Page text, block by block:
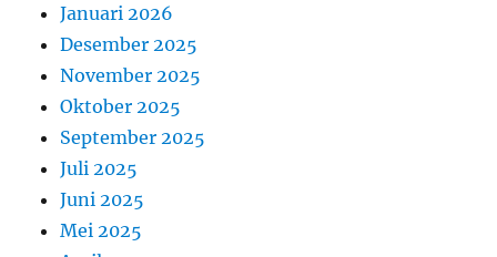
Januari 2026
Desember 2025
November 2025
Oktober 2025
September 2025
Juli 2025
Juni 2025
Mei 2025